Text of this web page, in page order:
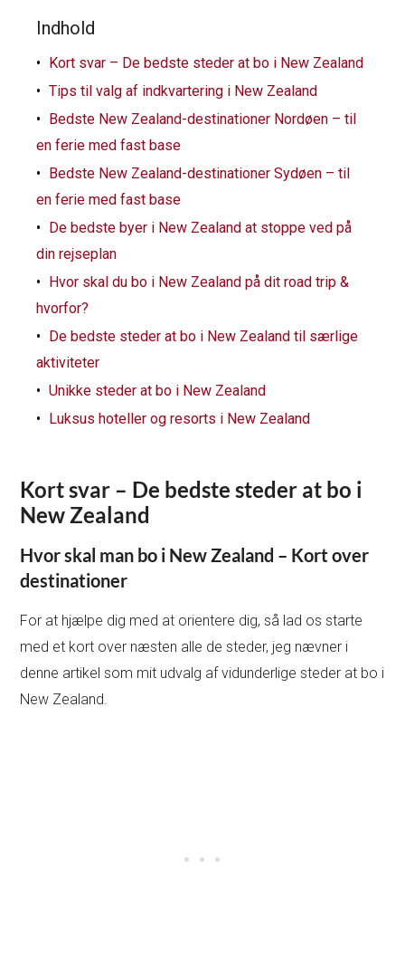
Indhold
Kort svar – De bedste steder at bo i New Zealand
Tips til valg af indkvartering i New Zealand
Bedste New Zealand-destinationer Nordøen – til
en ferie med fast base
Bedste New Zealand-destinationer Sydøen – til
en ferie med fast base
De bedste byer i New Zealand at stoppe ved på
din rejseplan
Hvor skal du bo i New Zealand på dit road trip &
hvorfor?
De bedste steder at bo i New Zealand til særlige
aktiviteter
Unikke steder at bo i New Zealand
Luksus hoteller og resorts i New Zealand
Kort svar – De bedste steder at bo i
New Zealand
Hvor skal man bo i New Zealand – Kort over
destinationer
For at hjælpe dig med at orientere dig, så lad os starte
med et kort over næsten alle de steder, jeg nævner i
denne artikel som mit udvalg af vidunderlige steder at bo i
New Zealand.